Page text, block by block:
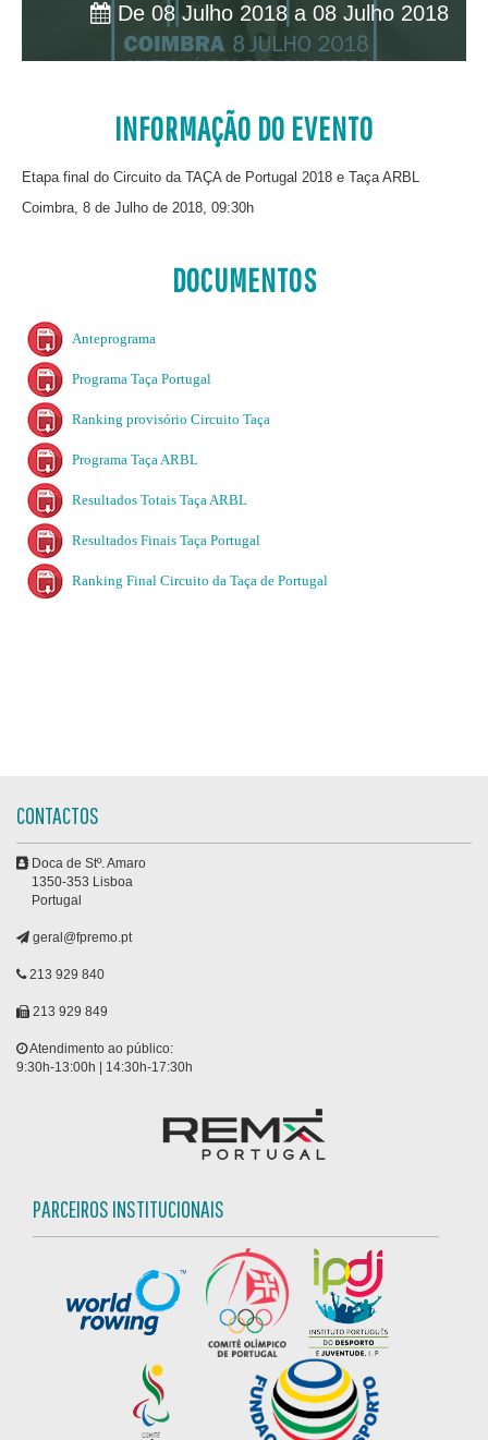
De 08 Julho 2018 a 08 Julho 2018
INFORMAÇÃO DO EVENTO
Etapa final do Circuito da TAÇA de Portugal 2018 e Taça ARBL
Coimbra, 8 de Julho de 2018, 09:30h
DOCUMENTOS
Anteprograma
Programa Taça Portugal
Ranking provisório Circuito Taça
Programa Taça ARBL
Resultados Totais Taça ARBL
Resultados Finais Taça Portugal
Ranking Final Circuito da Taça de Portugal
CONTACTOS
Doca de Stº. Amaro
1350-353 Lisboa
Portugal
geral@fpremo.pt
213 929 840
213 929 849
Atendimento ao público:
9:30h-13:00h | 14:30h-17:30h
PARCEIROS INSTITUCIONAIS